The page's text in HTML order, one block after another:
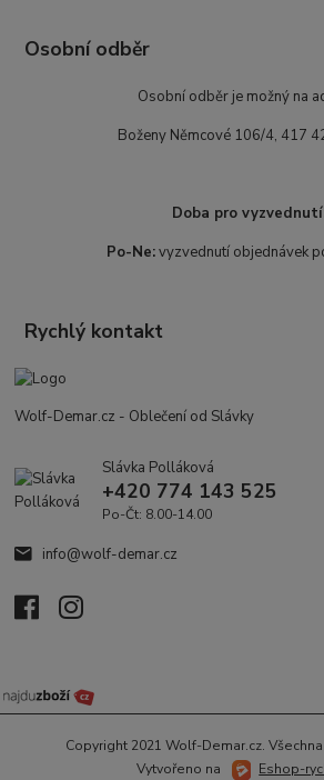
Osobní odběr
Osobní odběr je možný na
Boženy Němcové 106/4, 417
Doba pro
Po-Ne:vyzvednutí objednávek
Rychlý kontakt
Wolf-Demar.cz - Oblečení od Slávky
Slávka Polláková
+420 774 143 525
Po-Čt: 8.00-14.00
info@wolf-demar.cz
Copyright 2021 Wolf-Demar.cz.
Vytvořeno na
Eshop-